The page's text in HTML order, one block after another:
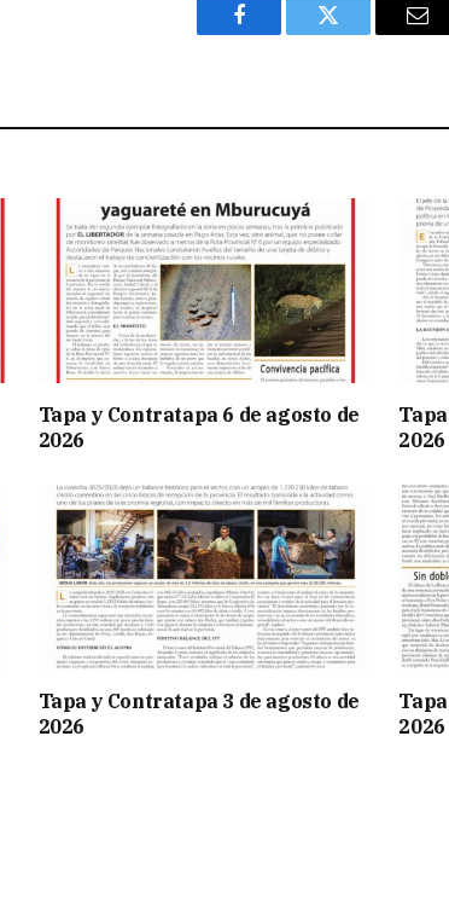
Facebook Twitter
Tapa y Contratapa 6 de agosto de
2026
2026
Tapa y Contratapa 3 de agosto de
2026
2026